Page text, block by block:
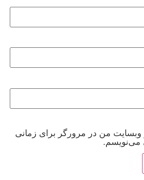
وبسایت من در مرورگر برای زمانی
می‌نویسم.